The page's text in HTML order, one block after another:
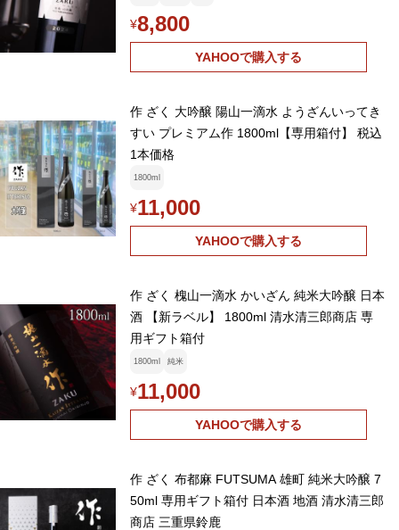
¥8,800
YAHOOで購入する
作 ざく 大吟醸 陽山一滴水 ようざんいってき
すい プレミアム作 1800ml【専用箱付】 税込
1本価格
1800ml
¥11,000
YAHOOで購入する
作 ざく 槐山一滴水 かいざん 純米大吟醸 日本
酒 【新ラベル】 1800ml 清水清三郎商店 専
用ギフト箱付
1800ml 純米
¥11,000
YAHOOで購入する
作 ざく 布都麻 FUTSUMA 雄町 純米大吟醸 7
50ml 専用ギフト箱付 日本酒 地酒 清水清三郎
商店 三重県鈴鹿